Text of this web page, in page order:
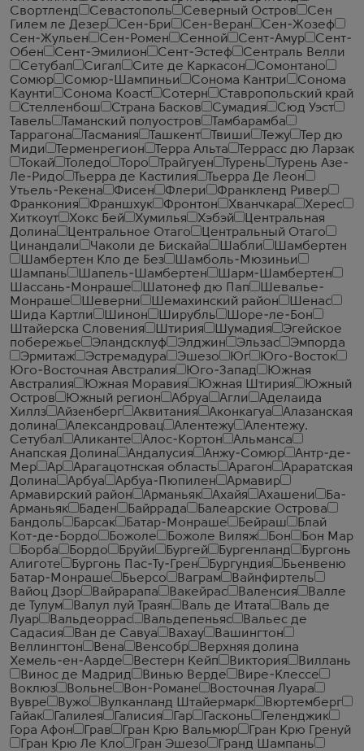
Свортленд
Севастополь Северный Остров
Сен
Гилем ле Дезер
Сен-Бри Сен-Веран
Сен-Жозеф
Сен-Жульен
Сен-Ромен Сенной Сент-Амур
Сент-
Обен
Сент-Эмилион Сент-Эстеф
Сентраль Велли
Сетубал
Сигал Сите де Каркасон
Сомонтано
Сомюр
Сомюр-Шампиньи Сонома Кантри
Сонома
Каунти
Сонома Коаст Сотерн
Ставропольский край
Стелленбош
Страна Басков Сумадия
Сюд Уэст
Тавель
Таманский полуостров
Тамбарамба
Таррагона
Тасмания Ташкент Твиши Тежу
Тер дю
Миди
Терменрегион Терра Альта
Террасс дю Ларзак
Токай
Толедо Торо Трайгуен Турень
Турень Азе-
Ле-Ридо
Тьерра де Кастилия
Тьерра Де Леон
Утьель-Рекена
Фисен Флери
Франкленд Ривер
Франкония
Франшхук Фронтон Хванчкара
Херес
Хиткоут
Хокс Бей Хумилья Хэбэй
Центральная
Долина
Центральное Отаго
Центральный Отаго
Цинандали
Чаколи де Бискайа Шабли
Шамбертен
Шамбертен Кло де Без
Шамболь-Мюзиньи
Шампань
Шапель-Шамбертен
Шарм-Шамбертен
Шассань-Монраше
Шатонеф дю Пап
Шевалье-
Монраше
Шеверни Шемахинский район
Шенас
Шида Картли
Шинон Ширубль
Шоре-ле-Бон
Штайерска Словения
Штирия Шумадия
Эгейское
побережье
Эландсклуф Элджин Эльзас
Эмпорда
Эрмитаж
Эстремадура Эшезо Юг
Юго-Восток
Юго-Восточная Австралия
Юго-Запад
Южная
Австралия
Южная Моравия Южная Штирия
Южный
Остров
Южный регион Абруа Агли
Аделаида
Хиллз
Айзенберг Аквитания Аконкагуа
Алазанская
долина
Александровац Алентежу
Алентежу.
Сетубал
Аликанте Алос-Кортон
Альманса
Анапская Долина
Андалусия Анжу-Сомюр
Антр-де-
Мер
Ар Арагацотнская область Арагон
Араратская
Долина
Арбуа Арбуа-Пюпилен
Армавир
Армавирский район
Арманьяк Ахайя Ахашени
Ба-
Арманьяк
Баден Байррада
Балеарские Острова
Бандоль
Барсак Батар-Монраше Бейраш
Блай
Кот-де-Бордо
Божоле Божоле Виляж Бон
Бон Мар
Борба
Бордо Бруйи Бургей Бургенланд
Бургонь
Алиготе
Бургонь Пас-Ту-Грен Бургундия
Бьенвеню
Батар-Монраше
Бьерсо Ваграм
Вайнфиртель
Вайоц Дзор
Вайрарапа Вакейрас Валенсия
Валле
де Тулум
Валул луй Траян Валь де Итата
Валь де
Луар
Вальдеоррас Вальдепеньяс
Вальес де
Садасия
Ван де Савуа Вахау
Вашингтон
Веллингтон
Вена Венсобр
Верхняя долина
Хемель-ен-Аарде
Вестерн Кейп Виктория
Виллань
Винос де Мадрид
Винью Верде
Вире-Клессе
Воклюз
Вольне Вон-Романе
Восточная Луара
Вувре
Вужо Вулканланд Штайермарк
Вюртемберг
Гайак
Галилея Галисия Гар Гасконь
Геленджик
Гора Афон
Грав Гран Крю Вальмюр
Гран Крю Гренуй
Гран Крю Ле Кло
Гран Эшезо Гранд Шампань